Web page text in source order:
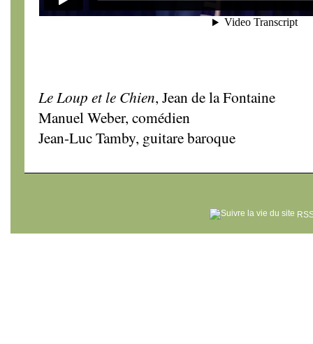
Le Loup et le Chien, Jean de la Fontaine
Manuel Weber, comédien
Jean-Luc Tamby, guitare baroque